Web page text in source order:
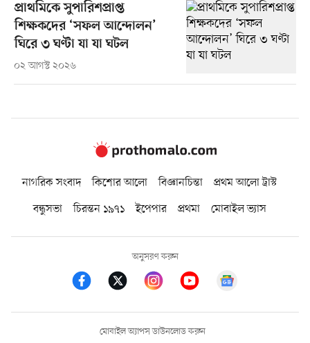
প্রাথমিকে সুপারিশপ্রাপ্ত
শিক্ষকদের ‘সফল আন্দোলন’
ঘিরে ৩ ঘণ্টা যা যা ঘটল
০২ আগস্ট ২০২৬
নাগরিক সংবাদ কিশোর আলো বিজ্ঞানচিন্তা
প্রথম আলো ট্রাস্ট
বন্ধুসভা
চিরন্তন ১৯৭১ ইপেপার প্রথমা মোবাইল ভ্যাস
অনুসরণ করুন
মোবাইল অ্যাপস ডাউনলোড করুন